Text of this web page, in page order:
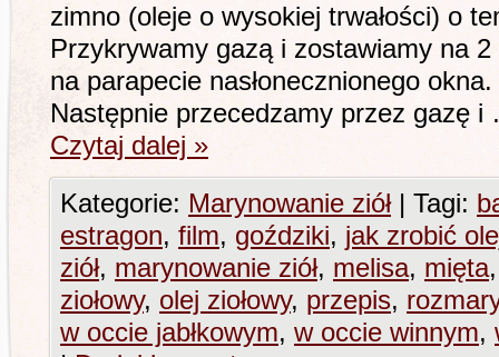
zimno (oleje o wysokiej trwałości) o
Przykrywamy gazą i zostawiamy na
na parapecie nasłonecznionego
Następnie przecedzamy przez gazę
Czytaj dalej »
Kategorie: Marynowanie ziół | Tagi:
estragon, film, goździki, jak zrobić
ziół, marynowanie ziół, melisa, mięta
ziołowy, olej ziołowy, przepis,
w occie jabłkowym, w occie winnym,